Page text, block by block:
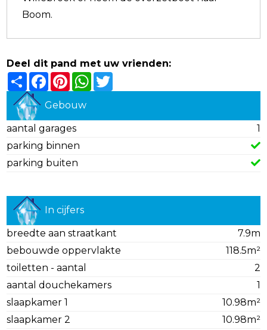
Boom.
Deel dit pand met uw vrienden:
ShareFacebook
PinterestWhatsApp
Gebouw
aantal garages
1
parking binnen
parking buiten
In cijfers
breedte aan straatkant
7.9m
bebouwde oppervlakte
118.5m²
toiletten - aantal
2
aantal douchekamers
1
slaapkamer 1
10.98m²
slaapkamer 2
10.98m²